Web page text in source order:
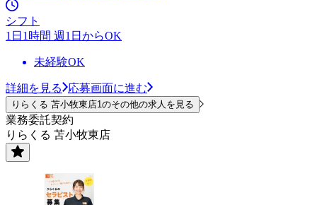
シフト
1日1時間 週1日からOK
未経験OK
詳細を見る 応募画面に進む
りらくる 苫小牧東店1のその他の求人を見る
業務委託契約
りらくる 苫小牧東店